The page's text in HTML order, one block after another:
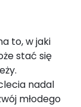
to, w jaki
stać się
nadal
młodego